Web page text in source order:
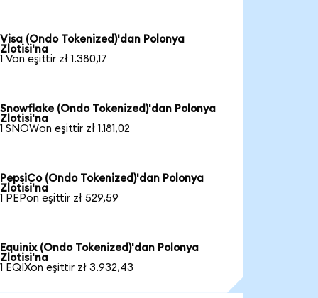
Visa (Ondo Tokenized)'dan Polonya
Zlotisi'na
1 Von eşittir zł 1.380,17
Snowflake (Ondo Tokenized)'dan Polonya
Zlotisi'na
1 SNOWon eşittir zł 1.181,02
PepsiCo (Ondo Tokenized)'dan Polonya
Zlotisi'na
1 PEPon eşittir zł 529,59
Equinix (Ondo Tokenized)'dan Polonya
Zlotisi'na
1 EQIXon eşittir zł 3.932,43